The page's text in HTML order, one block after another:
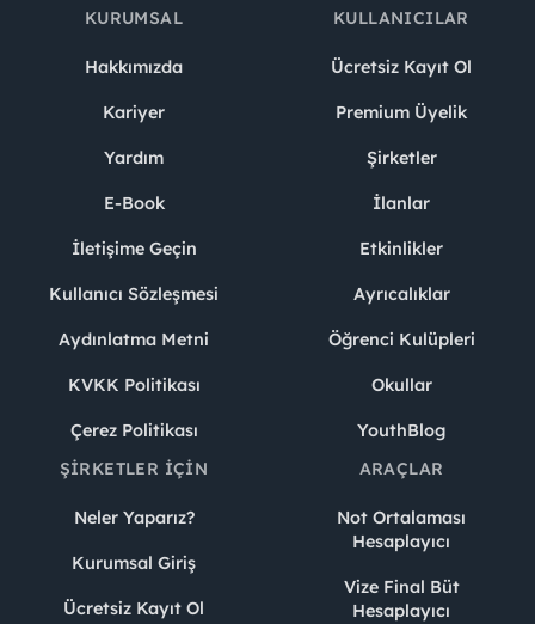
KURUMSAL
Hakkımızda
Kariyer
Yardım
E-Book
İletişime Geçin
Kullanıcı Sözleşmesi
Aydınlatma Metni
KVKK Politikası
Çerez Politikası
KULLANICILAR
Ücretsiz Kayıt Ol
Premium Üyelik
Şirketler
İlanlar
Etkinlikler
Ayrıcalıklar
Öğrenci Kulüpleri
Okullar
YouthBlog
ŞIRKETLER İÇIN
Neler Yaparız?
Kurumsal Giriş
Ücretsiz Kayıt Ol
ARAÇLAR
Not Ortalaması
Hesaplayıcı
Vize Final Büt
Hesaplayıcı